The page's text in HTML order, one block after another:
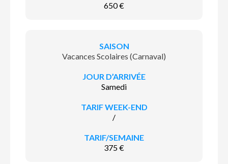
650 €
Vacances Scolaires (Carnaval)
Samedi
/
375 €